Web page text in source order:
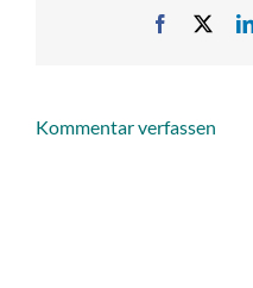
Facebook
Kommentar verfassen